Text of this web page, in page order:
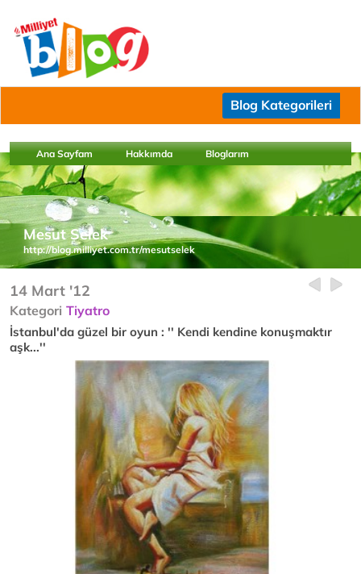
Blog Kategorileri
Ana Sayfam Hakkımda Bloglarım
Mesut Selek
http://blog.milliyet.com.tr/mesutselek
14 Mart '12
Kategori Tiyatro
İstanbul'da güzel bir oyun : '' Kendi kendine konuşmaktır
aşk...''